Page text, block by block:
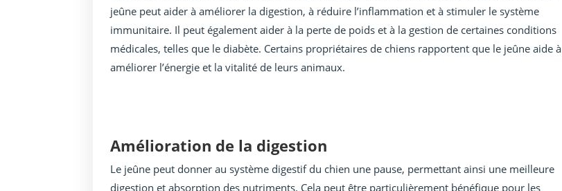
jeûne peut aider à améliorer la digestion, à réduire l’inflammation et à stimuler le système
immunitaire. Il peut également aider à la perte de poids et à la gestion de certaines conditions
médicales, telles que le diabète. Certains propriétaires de chiens rapportent que le jeûne aide à
améliorer l’énergie et la vitalité de leurs animaux.
Amélioration de la digestion
Le jeûne peut donner au système digestif du chien une pause, permettant ainsi une meilleure
digestion et absorption des nutriments. Cela peut être particulièrement bénéfique pour les